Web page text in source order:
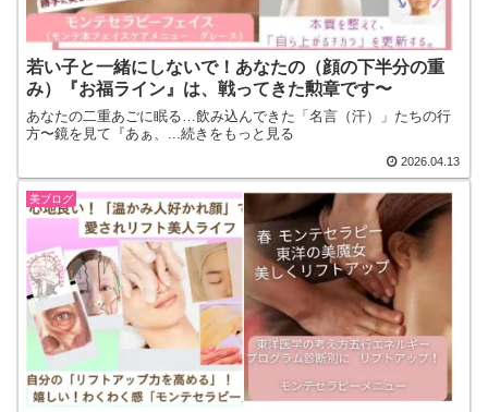
若い子と一緒にしないで！あなたの（顔の下半分の重
み）『お福ライン』は、戦ってきた勲章です〜
あなたの二重あごに眠る…飲み込んできた「名言（汗）」たちの行
方〜鏡を見て『あぁ、...続きをもっと見る
2026.04.13
美ブログ